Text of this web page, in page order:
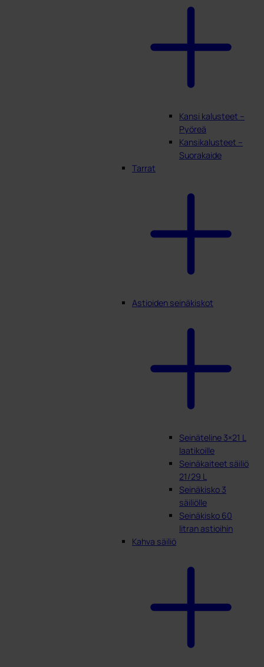
Kansi kalusteet –
Pyöreä
Kansikalusteet –
Suorakaide
Tarrat
Astioiden seinäkiskot
Seinäteline 3×21 L
laatikoille
Seinäkaiteet säiliö
21/29 L
Seinäkisko 3
säiliölle
Seinäkisko 60
litran astioihin
Kahva säiliö